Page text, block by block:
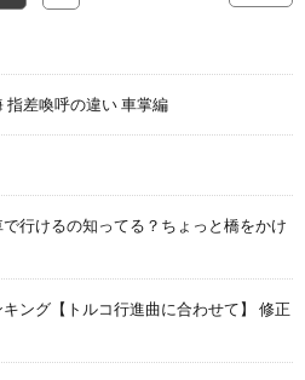
指差喚呼の違い 車掌編
行けるの知ってる？ちょっと橋をかけ
ング【トルコ行進曲に合わせて】 修正